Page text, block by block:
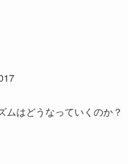
ムはどうなっていくのか？